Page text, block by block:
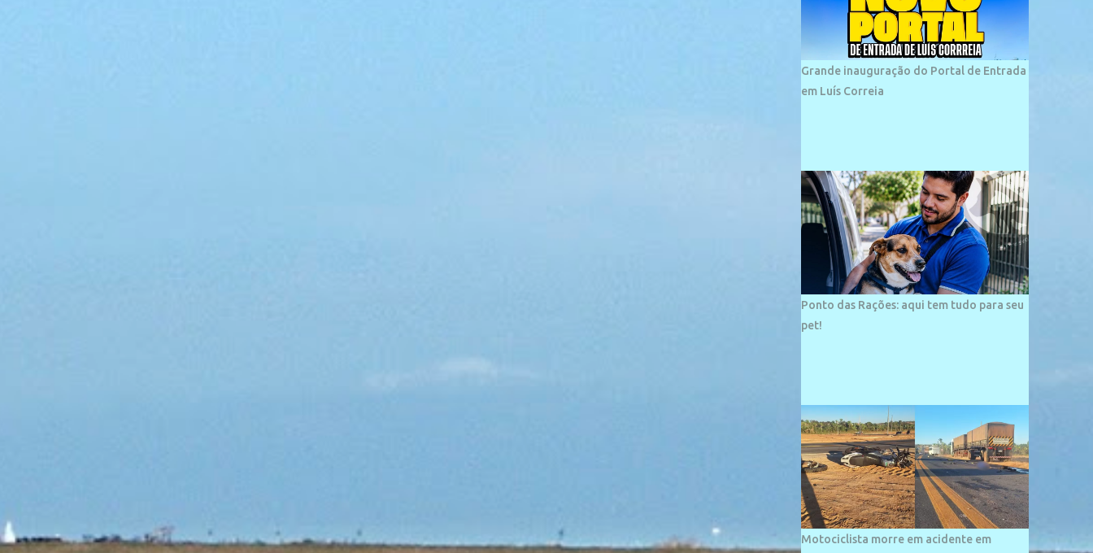
suaves devido ao extensivo molhe de pedras
que não chegam a 2 metros de altura, não
apresentando dunas em seu espaço
geográfico. Não se sabe ao certo porque a
praia leva esse nome, e muitas das suas
vizinhos. O bairro onde se localiza a praia é
palco de amplos investimentos e projetos
grandiosos como hotéis, pousadas e
residências de veraneio de grande porte. O
maior empreendimento fixado nessa área é
o SESC Praia, inaugurado em 12 de julho de
1996. Com arquitetura moderna,...
Grande inauguração do Portal de Entrada
em Luís Correia
Ponto das Rações: aqui tem tudo para seu
pet!
Motociclista morre em acidente em